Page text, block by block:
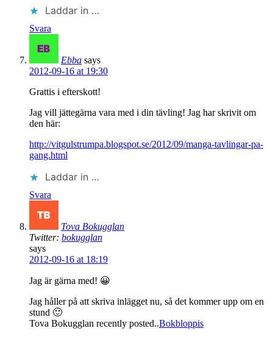
Laddar in …
Svara
Ebba says
2012-09-16 at 19:30
Grattis i efterskott!
Jag vill jättegärna vara med i din tävling! Jag har skrivit om
den här:
http://vitgulstrumpa.blogspot.se/2012/09/manga-tavlingar-pa-
gang.html
Laddar in …
Svara
Tova Bokugglan
Twitter: bokugglan
says
2012-09-16 at 18:19
Jag är gärna med! 😀
Jag håller på att skriva inlägget nu, så det kommer upp om en
stund 🙂
Tova Bokugglan recently posted..Bokbloppis